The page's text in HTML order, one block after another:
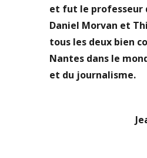
et fut le professeur
Daniel Morvan et
tous les deux bien
Nantes dans le
et du journalisme.